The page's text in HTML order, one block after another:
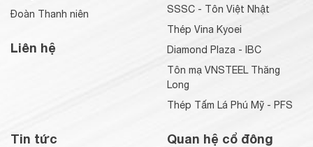
Đoàn Thanh niên
Liên hệ
SSSC - Tôn Việt Nhật
Thép Vina Kyoei
Diamond Plaza - IBC
Tôn mạ VNSTEEL Thăng
Long
Thép Tấm Lá Phú Mỹ - PFS
Tin tức Quan hệ cổ đông